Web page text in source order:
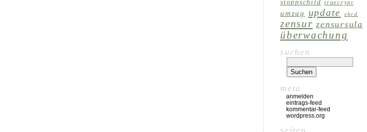
stoppschild truecrypt
umzug update xkcd
zensur zensursula
überwachung
suchen
meta
anmelden
eintrags-feed
kommentar-feed
wordpress.org
seiten